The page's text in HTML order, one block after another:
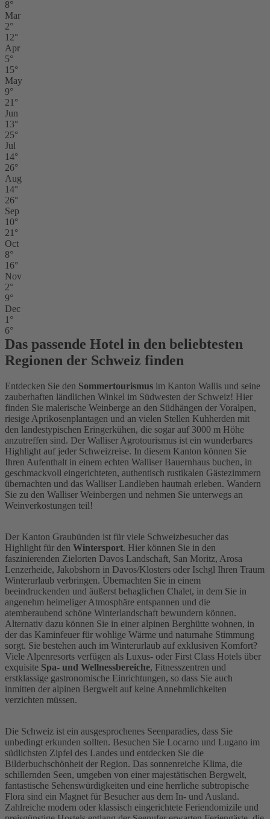
8°
Mar
2°
12°
Apr
5°
15°
May
9°
21°
Jun
13°
25°
Jul
14°
26°
Aug
14°
26°
Sep
10°
21°
Oct
8°
16°
Nov
2°
9°
Dec
1°
6°
Das passende Hotel in den beliebtesten
Regionen der Schweiz finden
Entdecken Sie den Sommertourismus im Kanton Wallis und seine
zauberhaften ländlichen Winkel im Südwesten der Schweiz! Hier
finden Sie malerische Weinberge an den Südhängen der Voralpen,
riesige Aprikosenplantagen und an vielen Stellen Kuhherden mit
den landestypischen Eringerkühen, die sogar auf 3000 m Höhe
anzutreffen sind. Der Walliser Agrotourismus ist ein wunderbares
Highlight auf jeder Schweizreise. In diesem Kanton können Sie
Ihren Aufenthalt in einem echten Walliser Bauernhaus buchen, in
geschmackvoll eingerichteten, authentisch rustikalen Gästezimmern
übernachten und das Walliser Landleben hautnah erleben. Wandern
Sie zu den Walliser Weinbergen und nehmen Sie unterwegs an
Weinverkostungen teil!
Der Kanton Graubünden ist für viele Schweizbesucher das
Highlight für den Wintersport. Hier können Sie in den
faszinierenden Zielorten Davos Landschaft, San Moritz, Arosa
Lenzerheide, Jakobshorn in Davos/Klosters oder Ischgl Ihren Traum
Winterurlaub verbringen. Übernachten Sie in einem
beeindruckenden und äußerst behaglichen Chalet, in dem Sie in
angenehm heimeliger Atmosphäre entspannen und die
atemberaubend schöne Winterlandschaft bewundern können.
Alternativ dazu können Sie in einer alpinen Berghütte wohnen, in
der das Kaminfeuer für wohlige Wärme und naturnahe Stimmung
sorgt. Sie bestehen auch im Winterurlaub auf exklusiven Komfort?
Viele Alpenresorts verfügen als Luxus- oder First Class Hotels über
exquisite Spa- und Wellnessbereiche, Fitnesszentren und
erstklassige gastronomische Einrichtungen, so dass Sie auch
inmitten der alpinen Bergwelt auf keine Annehmlichkeiten
verzichten müssen.
Die Schweiz ist ein ausgesprochenes Seenparadies, dass Sie
unbedingt erkunden sollten. Besuchen Sie Locarno und Lugano im
südlichsten Zipfel des Landes und entdecken Sie die
Bilderbuchschönheit der Region. Das sonnenreiche Klima, die
schillernden Seen, umgeben von einer majestätischen Bergwelt,
fantastische Sehenswürdigkeiten und eine herrliche subtropische
Flora sind ein Magnet für Besucher aus dem In- und Ausland.
Zahlreiche modern oder klassisch eingerichtete Feriendomizile und